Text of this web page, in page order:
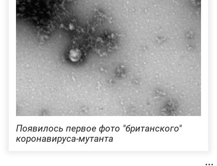
Появилось первое фото "британского"
коронавируса-мутанта